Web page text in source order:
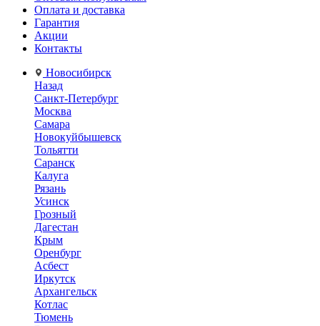
Оплата и доставка
Гарантия
Акции
Контакты
Новосибирск
Назад
Санкт-Петербург
Москва
Самара
Новокуйбышевск
Тольятти
Саранск
Калуга
Рязань
Усинск
Грозный
Дагестан
Крым
Оренбург
Асбест
Иркутск
Архангельск
Котлас
Тюмень